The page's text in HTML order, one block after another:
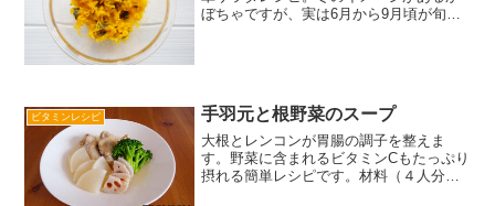
ぼちゃですが、実は6月から9月頃が旬で
ビタミンレシピ 手羽元と根野菜のスープ
大根とレンコンが胃腸の調子を整えま
す。野菜に含まれるビタミンCもたっぷり
摂れる簡単レシピです。材料（４人分）